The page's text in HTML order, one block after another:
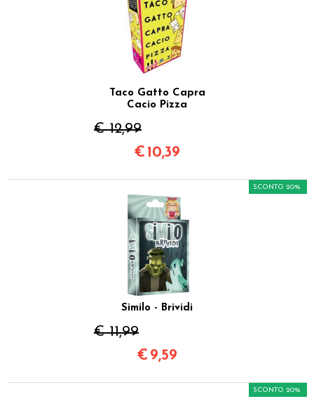
Taco Gatto Capra
Cacio Pizza
€ 12,99
€ 10,39
Similo - Brividi
€ 11,99
SCONTO 20%
€ 9,59
SCONTO 20%